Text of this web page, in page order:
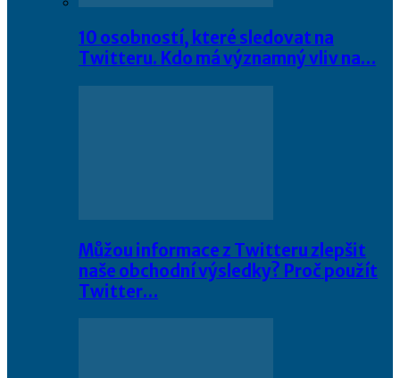
10 osobností, které sledovat na
Twitteru. Kdo má významný vliv na…
Můžou informace z Twitteru zlepšit
naše obchodní výsledky? Proč použít
Twitter…